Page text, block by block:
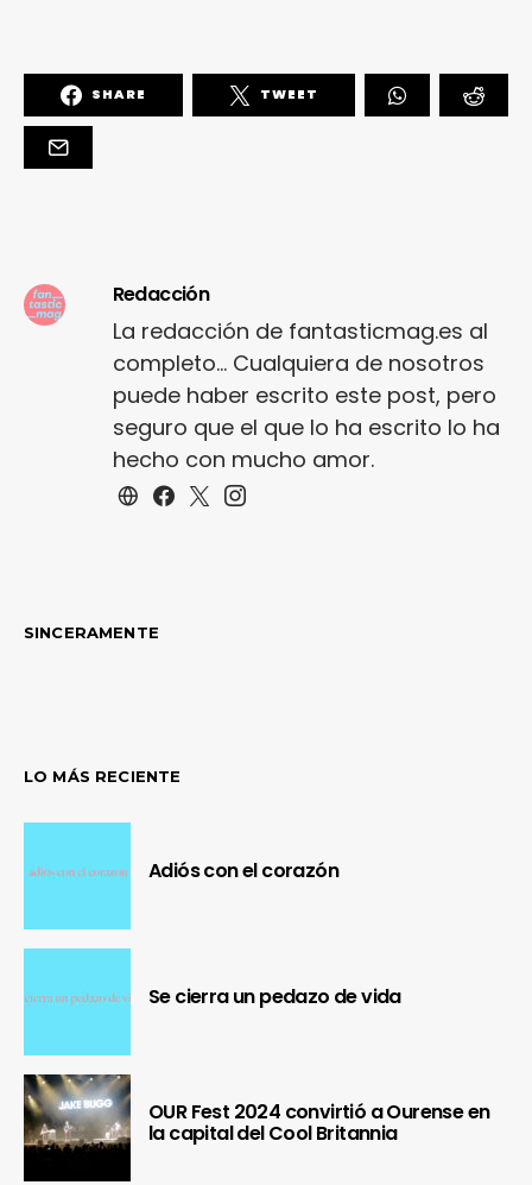
SHARE TWEET
Redacción
La redacción de fantasticmag.es al
completo... Cualquiera de nosotros
puede haber escrito este post, pero
seguro que el que lo ha escrito lo ha
hecho con mucho amor.
SINCERAMENTE
LO MÁS RECIENTE
Adiós con el corazón
Se cierra un pedazo de vida
OUR Fest 2024 convirtió a Ourense en
la capital del Cool Britannia